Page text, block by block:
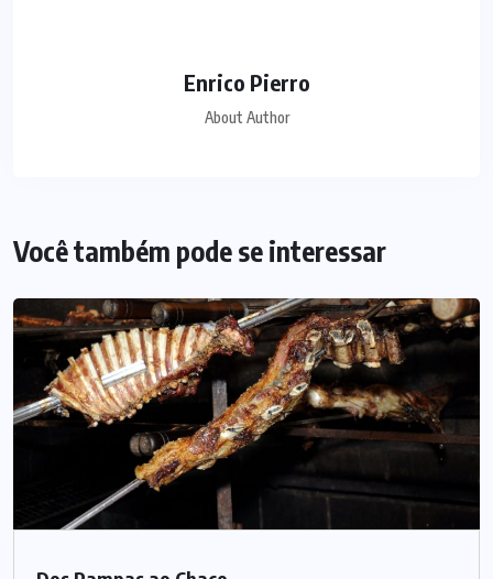
Enrico Pierro
About Author
Você também pode se interessar